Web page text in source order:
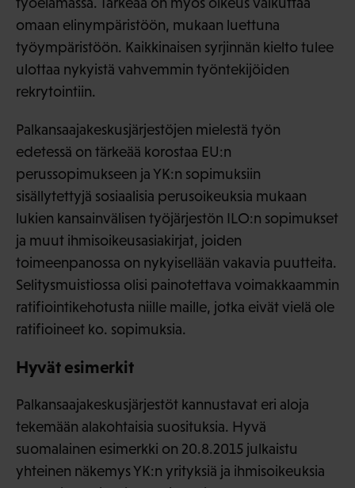
omaan elinympäristöön, mukaan luettuna
työympäristöön. Kaikkinaisen syrjinnän kielto tulee
ulottaa nykyistä vahvemmin työntekijöiden
rekrytointiin.
Palkansaajakeskusjärjestöjen mielestä työn
edetessä on tärkeää korostaa EU:n
perussopimukseen ja YK:n sopimuksiin
sisällytettyjä sosiaalisia perusoikeuksia mukaan
lukien kansainvälisen työjärjestön ILO:n sopimukset
ja muut ihmisoikeusasiakirjat, joiden
toimeenpanossa on nykyisellään vakavia puutteita.
Selitysmuistiossa olisi painotettava voimakkaammin
ratifiointikehotusta niille maille, jotka eivät vielä ole
ratifioineet ko. sopimuksia.
Hyvät esimerkit
Palkansaajakeskusjärjestöt kannustavat eri aloja
tekemään alakohtaisia suosituksia. Hyvä
suomalainen esimerkki on 20.8.2015 julkaistu
yhteinen näkemys YK:n yrityksiä ja ihmisoikeuksia